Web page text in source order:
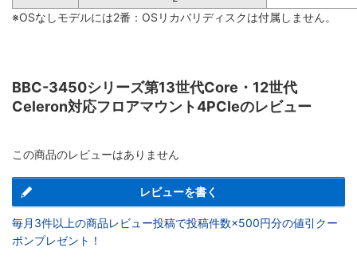
※OSなしモデルには2番：OSリカバリディスクは付属しません。
BBC-3450シリーズ第13世代Core・12世代
Celeron対応フロアマウント4PCIeのレビュー
この商品のレビューはありません
レビューを書く
毎月3件以上の商品レビュー投稿で投稿件数×500円分の値引クー
ポンプレゼント！